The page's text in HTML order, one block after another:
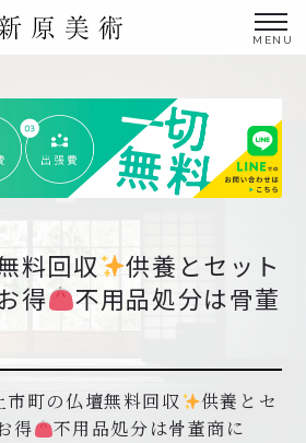
処分の流れ
料回収
供養とセット
得
不用品処分は骨董
市町の仏壇無料回収
供養とセ
得
不用品処分は骨董商に